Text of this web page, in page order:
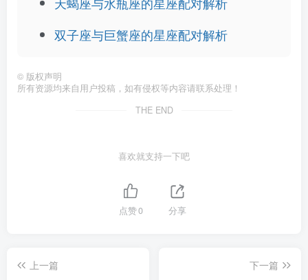
双子座与巨蟹座的星座配对解析
© 版权声明
所有资源均来自用户投稿，如有侵权等内容请联系处理！
THE END
喜欢就支持一下吧
点赞0 分享
上一篇
下一篇